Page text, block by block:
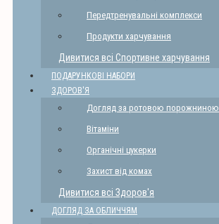
Передтренувальні комплекси
Продукти харчування
Дивитися всі Спортивне харчування
ПОДАРУНКОВІ НАБОРИ
ЗДОРОВ'Я
Догляд за ротовою порожниною
Вітаміни
Органічні цукерки
Захист від комах
Дивитися всі Здоров'я
ДОГЛЯД ЗА ОБЛИЧЧЯМ